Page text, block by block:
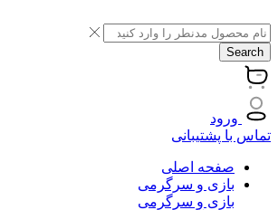
Search
ورود
تماس با پشتیبانی
صفحه اصلی
بازی و سرگرمی
بازی و سرگرمی